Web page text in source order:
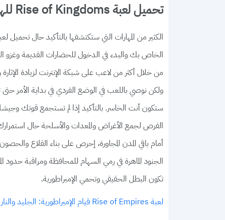
تحميل لعبة Rise of Kingdoms‏ للهواتف الأندرويد
الخاص بك والبدء في الدخول للحضارات القديمة وغزو
من خلال أكثر من لاعب على شبكة الإنترنت لزيادة
ولكن نوصي باللعب في الوضع الفردي في بداية الأمر
ستكون أنت الخاسر. بالتأكيد إذا لم تستجمع قوتك
الفرص لجمع الأغراض والمعدات والأسلحة حال
أمام باقي المدن المجاورة، إحرص على بناء القلاع
الجنود الماهرة في رمي السهام للمحافظة ومراقبة
تكون البطل الحقيقي وتحمي الإمبراطورية.
لعبة Rise of Empires قيام الإمبراطورية: الجليد والنار